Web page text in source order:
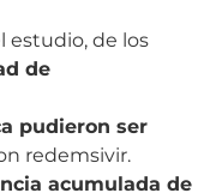
estudio, de los
de
pudieron ser
redemsivir.
acumulada de